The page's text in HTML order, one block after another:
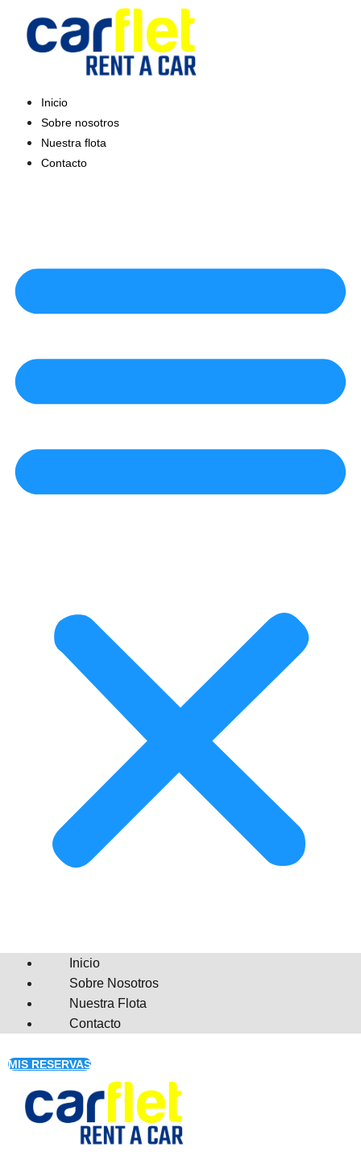
contenido
Inicio
Sobre nosotros
Nuestra flota
Contacto
Inicio
Sobre Nosotros
Nuestra Flota
Contacto
MIS RESERVAS